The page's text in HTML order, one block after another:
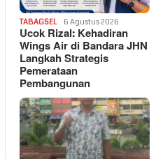
TABAGSEL 6 Agustus 2026
Ucok Rizal: Kehadiran
Wings Air di Bandara JHN
Langkah Strategis
Pemerataan
Pembangunan